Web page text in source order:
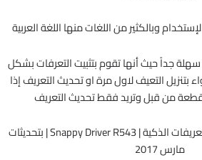
وبالكثير من اللغات منها اللغة العربية
جداً حيث أنها تقوم بتثبيت التعرفات بشكل
بتنزيل التعيف لاول مرة او تحديث التعريف إذا
من قبل وتريد فقط تحديث التعريف
إصدار جديد من اسطوانة التعريفات الذكية | Snappy Driver R543 | بتحديثات
مارس 2017